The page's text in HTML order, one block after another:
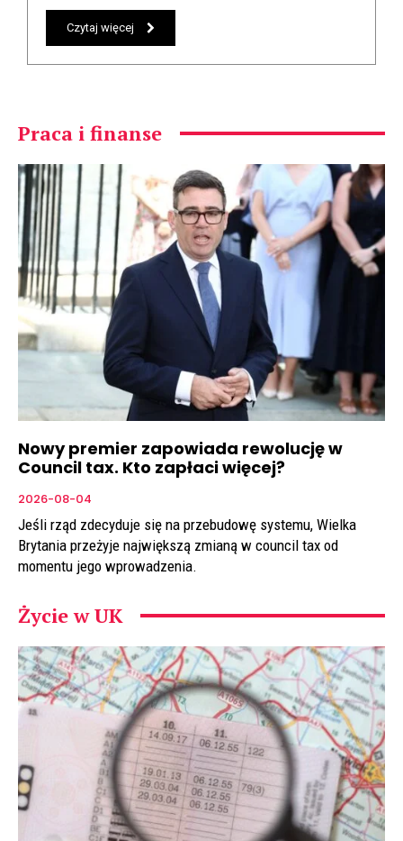
Czytaj więcej
Praca i finanse
Nowy premier zapowiada rewolucję w
Council tax. Kto zapłaci więcej?
2026-08-04
Jeśli rząd zdecyduje się na przebudowę systemu, Wielka
Brytania przeżyje największą zmianą w council tax od
momentu jego wprowadzenia.
Życie w UK